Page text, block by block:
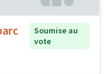
Soumise au
vote